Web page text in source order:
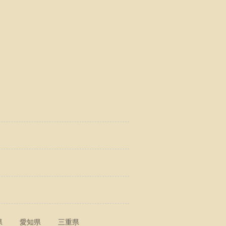
愛知県 三重県